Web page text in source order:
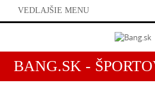
VEDLAJŠIE MENU
BANG.SK -